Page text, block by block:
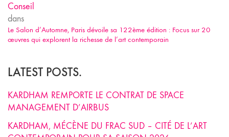
Conseil
dans
Le Salon d’Automne, Paris dévoile sa 122ème édition : Focus sur 20
œuvres qui explorent la richesse de l’art contemporain
LATEST POSTS.
KARDHAM REMPORTE LE CONTRAT DE SPACE
MANAGEMENT D’AIRBUS
KARDHAM, MÉCÈNE DU FRAC SUD – CITÉ DE L’ART